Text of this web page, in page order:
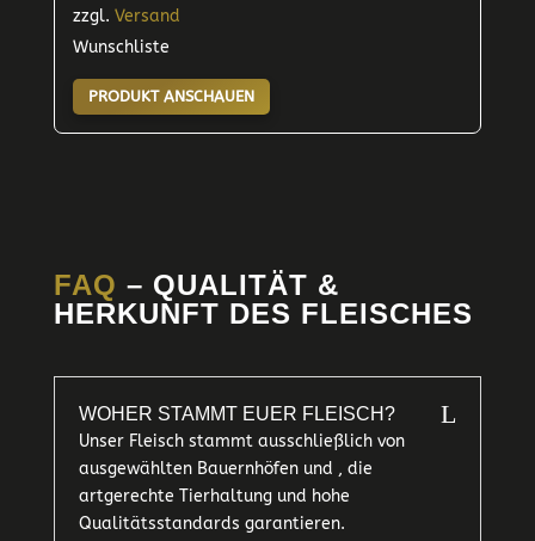
zzgl. Versand
Wunschliste
PRODUKT ANSCHAUEN
FAQ – QUALITÄT &
HERKUNFT DES FLEISCHES
WOHER STAMMT EUER FLEISCH? L
Unser Fleisch stammt ausschließlich von
ausgewählten Bauernhöfen und , die
artgerechte Tierhaltung und hohe
Qualitätsstandards garantieren.